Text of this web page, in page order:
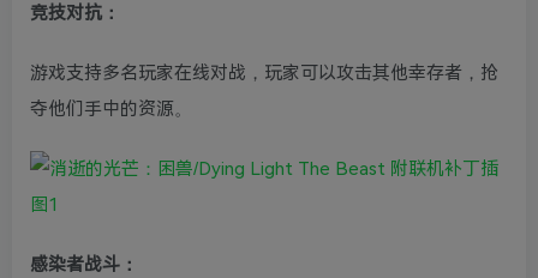
竞技对抗：
游戏支持多名玩家在线对战，玩家可以攻击其他幸存者，抢
夺他们手中的资源。
感染者战斗：